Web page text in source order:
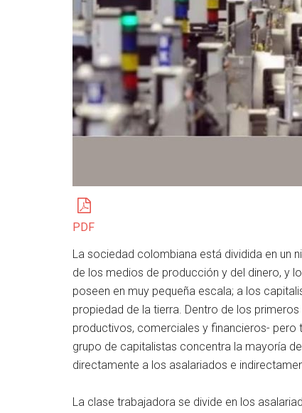
PDF
La sociedad colombiana está dividida en un
de los medios de producción y del dinero, y
poseen en muy pequeña escala; a los
propiedad de la tierra. Dentro de los
productivos, comerciales y financieros-
grupo de capitalistas concentra la mayoría
directamente a los asalariados e
La clase trabajadora se divide en los